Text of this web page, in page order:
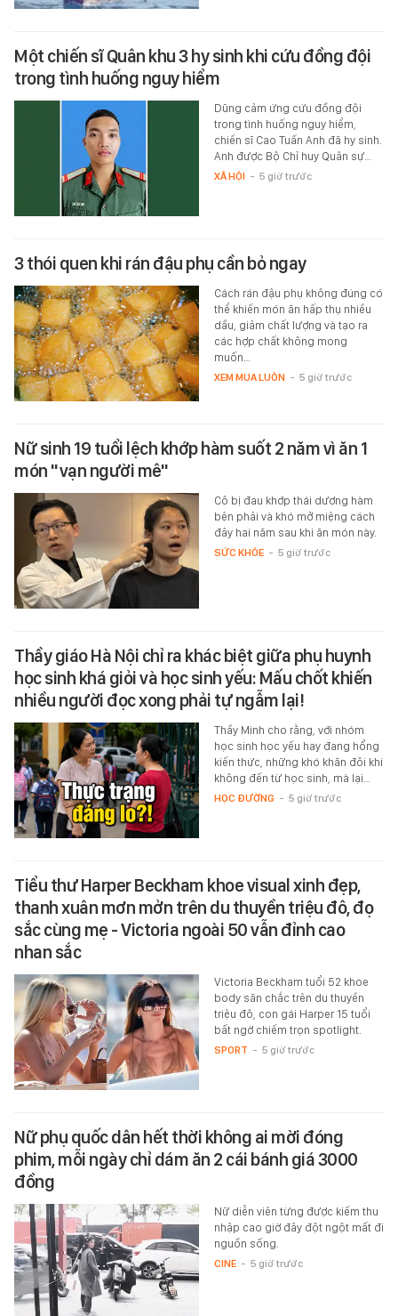
Một chiến sĩ Quân khu 3 hy sinh khi cứu đồng đội
trong tình huống nguy hiểm
Dũng cảm ứng cứu đồng đội
trong tình huống nguy hiểm,
chiến sĩ Cao Tuấn Anh đã hy sinh.
Anh được Bộ Chỉ huy Quân sự…
XÃ HỘI - 5 giờ trước
3 thói quen khi rán đậu phụ cần bỏ ngay
Cách rán đậu phụ không đúng có
thể khiến món ăn hấp thụ nhiều
dầu, giảm chất lượng và tạo ra
các hợp chất không mong
muốn…
XEM MUA LUÔN - 5 giờ trước
Nữ sinh 19 tuổi lệch khớp hàm suốt 2 năm vì ăn 1
món "vạn người mê"
Cô bị đau khớp thái dương hàm
bên phải và khó mở miệng cách
đây hai năm sau khi ăn món này.
SỨC KHỎE - 5 giờ trước
Thầy giáo Hà Nội chỉ ra khác biệt giữa phụ huynh
học sinh khá giỏi và học sinh yếu: Mấu chốt khiến
nhiều người đọc xong phải tự ngẫm lại!
Thầy Minh cho rằng, với nhóm
học sinh học yếu hay đang hổng
kiến thức, những khó khăn đôi khi
không đến từ học sinh, mà lại…
HỌC ĐƯỜNG - 5 giờ trước
Tiểu thư Harper Beckham khoe visual xinh đẹp,
thanh xuân mơn mởn trên du thuyền triệu đô, đọ
sắc cùng mẹ - Victoria ngoài 50 vẫn đỉnh cao
nhan sắc
Victoria Beckham tuổi 52 khoe
body săn chắc trên du thuyền
triệu đô, con gái Harper 15 tuổi
bất ngờ chiếm trọn spotlight.
SPORT - 5 giờ trước
Nữ phụ quốc dân hết thời không ai mời đóng
phim, mỗi ngày chỉ dám ăn 2 cái bánh giá 3000
đồng
Nữ diễn viên từng được kiếm thu
nhập cao giờ đây đột ngột mất đi
nguồn sống.
CINE - 5 giờ trước